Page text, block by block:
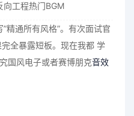
工程热门BGM
精通所有风格”。有次面试官
全暴露短板。现在我都 学
国风电子或者赛博朋克音效